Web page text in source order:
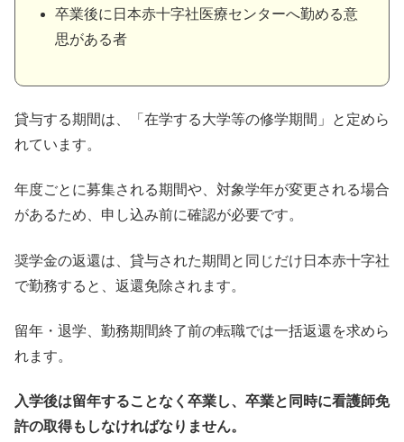
卒業後に日本赤十字社医療センターへ勤める意
思がある者
貸与する期間は、「在学する大学等の修学期間」と定めら
れています。
年度ごとに募集される期間や、対象学年が変更される場合
があるため、申し込み前に確認が必要です。
奨学金の返還は、貸与された期間と同じだけ日本赤十字社
で勤務すると、返還免除されます。
留年・退学、勤務期間終了前の転職では一括返還を求めら
れます。
入学後は留年することなく卒業し、卒業と同時に看護師免
許の取得もしなければなりません。